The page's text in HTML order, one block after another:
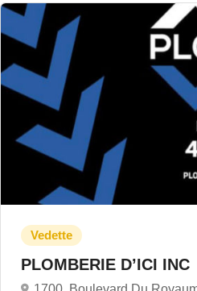
PLOMBERIE D’ICI INC